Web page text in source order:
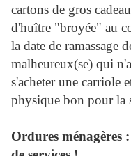
cartons de gros
d'huître "broyée" au
la date de ramassage
malheureux(se) qui
s'acheter une carriole
physique bon pour la
Ordures